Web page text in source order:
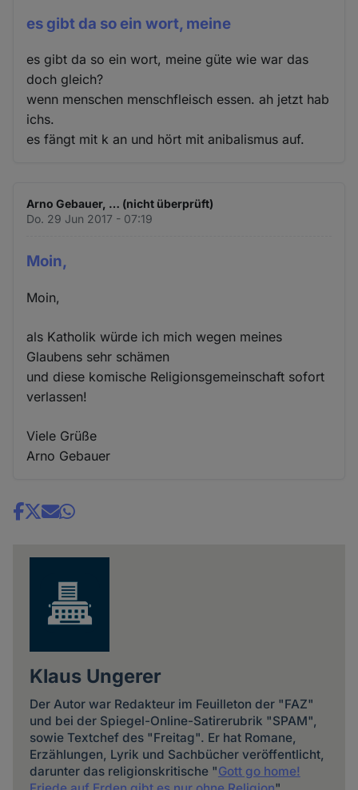
es gibt da so ein wort, meine
es gibt da so ein wort, meine güte wie war das
doch gleich?
wenn menschen menschfleisch essen. ah jetzt hab
ichs.
es fängt mit k an und hört mit anibalismus auf.
Arno Gebauer, … (nicht überprüft)
Do. 29 Jun 2017 - 07:19
Moin,
Moin,
als Katholik würde ich mich wegen meines
Glaubens sehr schämen
und diese komische Religionsgemeinschaft sofort
verlassen!
Viele Grüße
Arno Gebauer
Share
Klaus Ungerer
Der Autor war Redakteur im Feuilleton der "FAZ"
und bei der Spiegel-Online-Satirerubrik "SPAM",
sowie Textchef des "Freitag". Er hat Romane,
Erzählungen, Lyrik und Sachbücher veröffentlicht,
darunter das religionskritische "Gott go home!